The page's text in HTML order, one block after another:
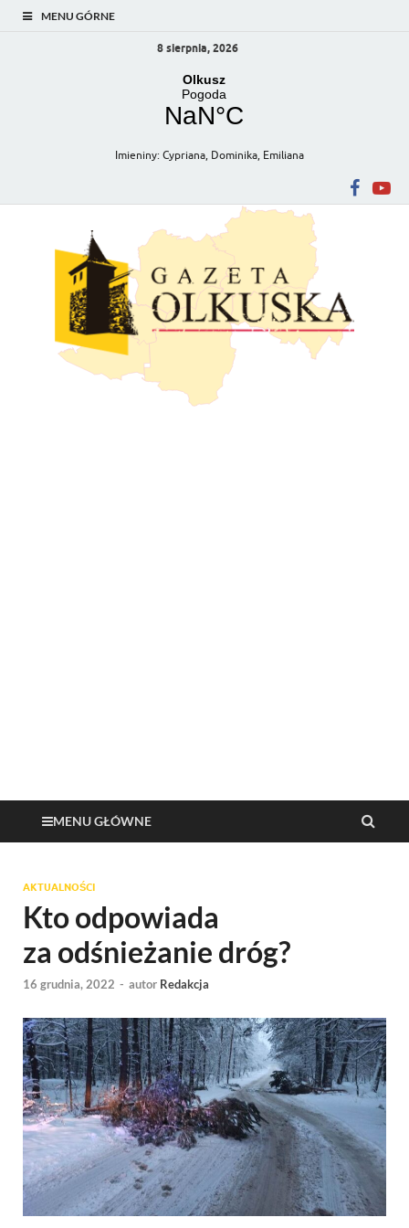
MENU GÓRNE
8 sierpnia, 2026
Imieniny: Cypriana, Dominika, Emiliana
Gazeta Olkuska
MENU GŁÓWNE
AKTUALNOŚCI
Kto odpowiada
za odśnieżanie dróg?
16 grudnia, 2022 - autor Redakcja